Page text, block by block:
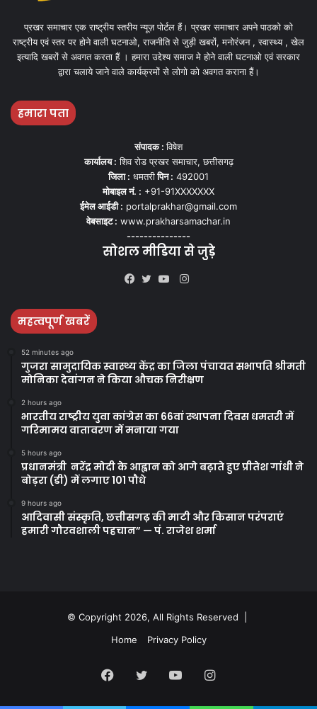
प्रखर समाचार एक राष्ट्रीय स्तरीय न्यूज़ पोर्टल हैं। प्रखर समाचार अपने पाठको को
राष्ट्रीय एवं स्तर पर होने वाली घटनाओ, राजनीति से जुड़ी खबरों, मनोरंजन , स्वास्थ्य , खेल
इत्यादि खबरों से अवगत करता हैं । हमारा उद्देश्य समाज मे होने वाली घटनाओ एवं सरकार
द्वारा चलाये जाने वाले कार्यक्रमों से लोगो को अवगत कराना हैं।
हमारा पता
संपादक :विषेश
कार्यालय : शिव रोड प्रखर समाचार, छत्तीसगढ़
जिला : धमतरीपिन : 492001
मोबाइल नं. : +91-91XXXXXXX
ईमेल आईडी : portalprakhar@gmail.com
वेबसाइट : www.prakharsamachar.in
---------------
सोशल मीडिया से जुड़े
Instagram
महत्वपूर्ण खबरें
52 minutes ago
गुजरा सामुदायिक स्वास्थ्य केंद्र का जिला पंचायत सभापति श्रीमती
मोनिका देवांगन ने किया औचक निरीक्षण
2 hours ago
भारतीय राष्ट्रीय युवा कांग्रेस का 66वां स्थापना दिवस धमतरी में
गरिमामय वातावरण में मनाया गया
5 hours ago
प्रधानमंत्री नरेंद्र मोदी के आह्वान को आगे बढ़ाते हुए प्रीतेश गांधी ने
बोड़रा (डी) में लगाए 101 पौधे
9 hours ago
आदिवासी संस्कृति, छत्तीसगढ़ की माटी और किसान परंपराएं
हमारी गौरवशाली पहचान” — पं. राजेश शर्मा
© Copyright 2026, All Rights Reserved |
Home
Privacy Policy
Facebook
Twitter YouTubeInstagram